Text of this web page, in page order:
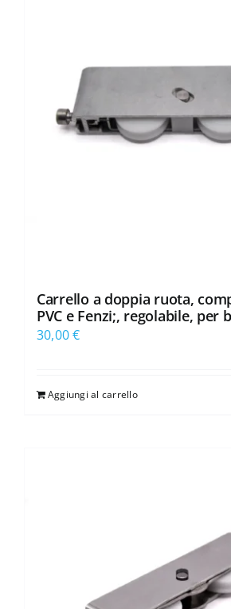
Carrello a doppia ruota,
PVC e Fenzi;, regolabile, per
30,00€
Aggiungi al carrello